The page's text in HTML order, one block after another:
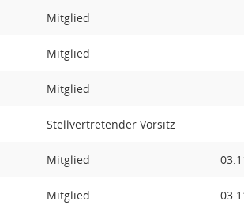
Mitglied
Mitglied
Mitglied
Stellvertretender Vorsitz
Mitglied
Mitglied